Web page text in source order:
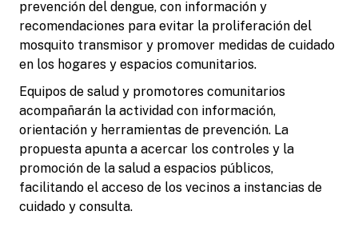
prevención del dengue, con información y
recomendaciones para evitar la proliferación del
mosquito transmisor y promover medidas de cuidado
en los hogares y espacios comunitarios.
Equipos de salud y promotores comunitarios
acompañarán la actividad con información,
orientación y herramientas de prevención. La
propuesta apunta a acercar los controles y la
promoción de la salud a espacios públicos,
facilitando el acceso de los vecinos a instancias de
cuidado y consulta.